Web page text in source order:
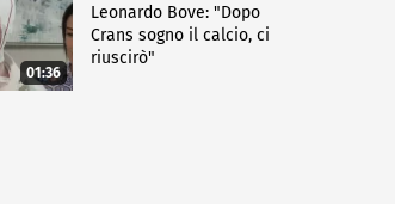
01:36
Leonardo Bove: "Dopo
Crans sogno il calcio, ci
riuscirò"